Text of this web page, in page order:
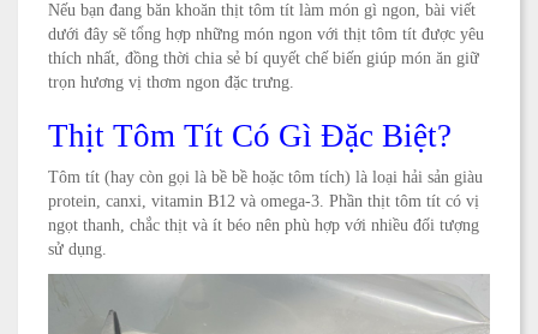
Nếu bạn đang băn khoăn thịt tôm tít làm món gì ngon, bài viết
dưới đây sẽ tổng hợp những món ngon với thịt tôm tít được yêu
thích nhất, đồng thời chia sẻ bí quyết chế biến giúp món ăn giữ
trọn hương vị thơm ngon đặc trưng.
Thịt Tôm Tít Có Gì Đặc Biệt?
Tôm tít (hay còn gọi là bề bề hoặc tôm tích) là loại hải sản giàu
protein, canxi, vitamin B12 và omega-3. Phần thịt tôm tít có vị
ngọt thanh, chắc thịt và ít béo nên phù hợp với nhiều đối tượng
sử dụng.